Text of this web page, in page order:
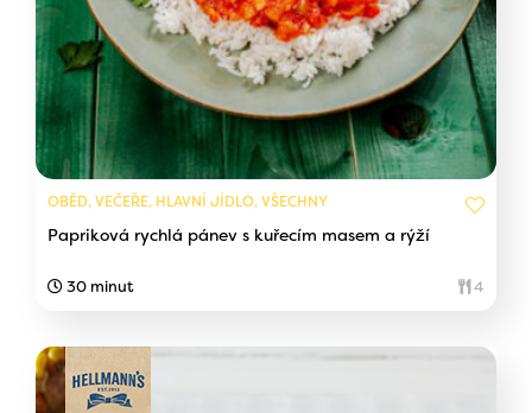
OBĚD, VEČEŘE, HLAVNÍ JÍDLO, VŠECHNY
Papriková rychlá pánev s kuřecím masem a rýží
30 minut 4